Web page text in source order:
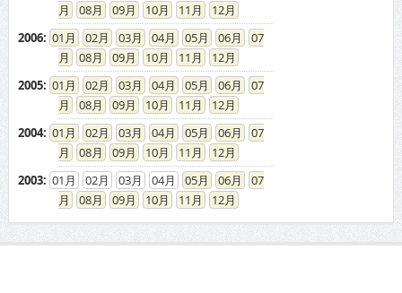
08
09 10 11
12
2006: 01 02 03 04 05 06
07
08
09 10 11
12
2005: 01 02 03 04 05 06
07
08
09 10 11
12
2004: 01 02 03 04 05 06
07
08
09 10 11
12
2003: 01 02 03 04 05 06
07
08
09 10 11 12